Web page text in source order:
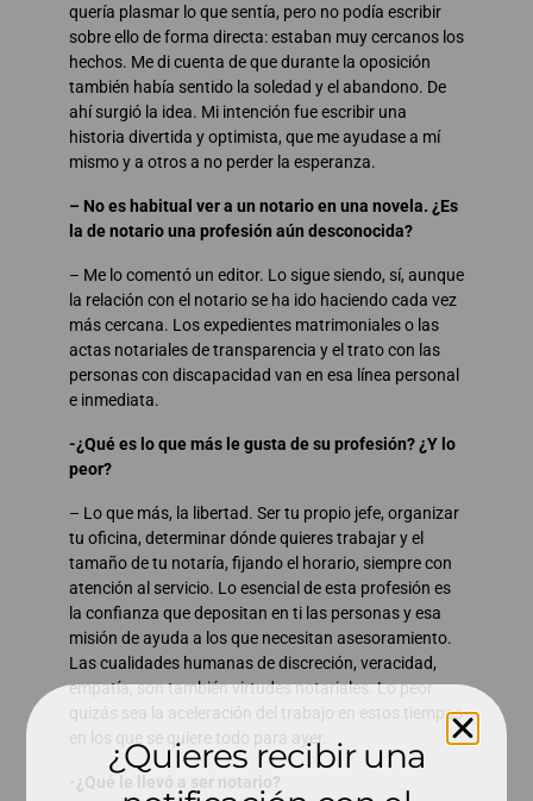
quería plasmar lo que sentía, pero no podía escribir
sobre ello de forma directa: estaban muy cercanos los
hechos. Me di cuenta de que durante la oposición
también había sentido la soledad y el abandono. De
ahí surgió la idea. Mi intención fue escribir una
historia divertida y optimista, que me ayudase a mí
mismo y a otros a no perder la esperanza.
– No es habitual ver a un notario en una novela. ¿Es
la de notario una profesión aún desconocida?
– Me lo comentó un editor. Lo sigue siendo, sí, aunque
la relación con el notario se ha ido haciendo cada vez
más cercana. Los expedientes matrimoniales o las
actas notariales de transparencia y el trato con las
personas con discapacidad van en esa línea personal
e inmediata.
-¿Qué es lo que más le gusta de su profesión? ¿Y lo
peor?
– Lo que más, la libertad. Ser tu propio jefe, organizar
tu oficina, determinar dónde quieres trabajar y el
tamaño de tu notaría, fijando el horario, siempre con
atención al servicio. Lo esencial de esta profesión es
la confianza que depositan en ti las personas y esa
misión de ayuda a los que necesitan asesoramiento.
Las cualidades humanas de discreción, veracidad,
empatía, son también virtudes notariales. Lo peor
quizás sea la aceleración del trabajo en estos tiempos
en los que se quiere todo para ayer.
-¿Qué le llevó a ser notario?
¿Quieres recibir una